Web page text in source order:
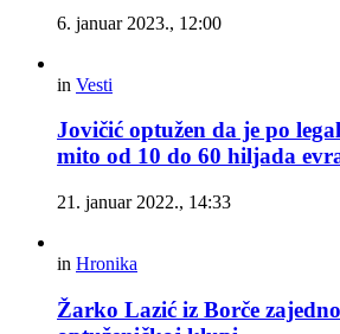
6. januar 2023., 12:00
in Vesti
Jovičić optužen da je po
mito od 10 do 60 hiljada
21. januar 2022., 14:33
in Hronika
Žarko Lazić iz Borče